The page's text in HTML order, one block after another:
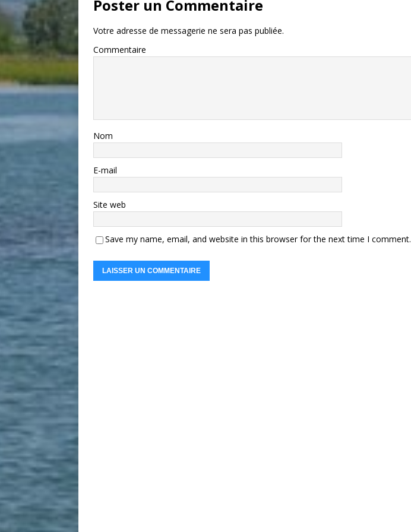
Poster un Commentaire
Votre adresse de messagerie ne sera pas publiée.
Commentaire
Nom
E-mail
Site web
Save my name, email, and website in this browser for the next time I comment.